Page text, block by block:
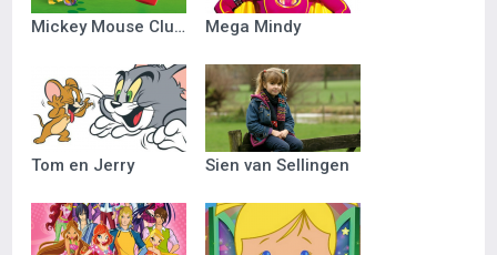
Mickey Mouse Clubhuis Mega Mindy
Tom en Jerry Sien van Sellingen